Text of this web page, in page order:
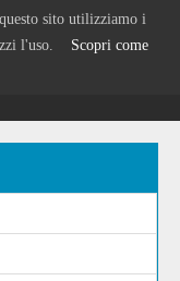
sito utilizziamo i
l'uso. Scopri come